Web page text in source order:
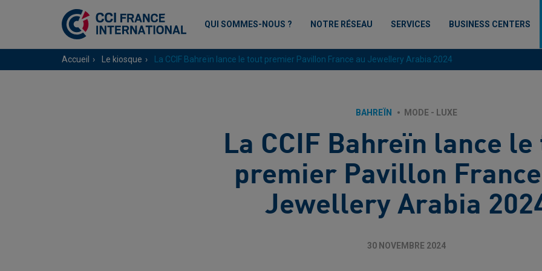
QUI SOMMES-NOUS ? NOTRE RÉSEAU SERVICES BUSINESS CENTERS
Accueil Le kiosque La CCIF Bahreïn lance le tout premier Pavillon France au Jewellery Arabia 2024
BAHREÏN MODE - LUXE
La CCIF Bahreïn lance le
premier Pavillon
Jewellery Arabia
30 NOVEMBRE 2024